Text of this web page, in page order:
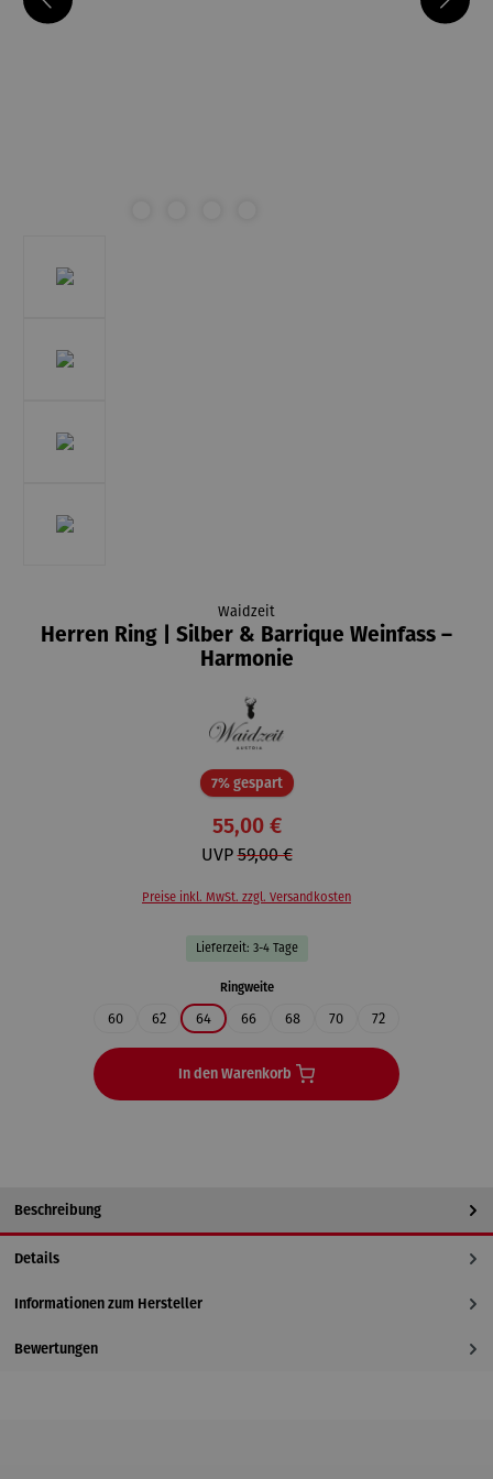
Waidzeit
Herren Ring | Silber & Barrique Weinfass –
Harmonie
7% gespartRabatt
55,00 €
UVP59,00 €
Preise inkl. MwSt. zzgl. Versandkosten
Lieferzeit: 3-4 Tage
Ringweiteauswählen
60 62 64 66 68 70 72
In den Warenkorb
Beschreibung
Details
Informationen zum Hersteller
Bewertungen